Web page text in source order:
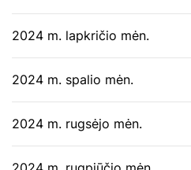
2024 m. lapkričio mėn.
2024 m. spalio mėn.
2024 m. rugsėjo mėn.